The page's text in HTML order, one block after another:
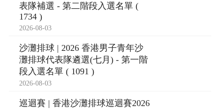
表隊補選 - 第二階段入選名單 (
1734 )
2026-08-03
沙灘排球 | 2026 香港男子青年沙
灘排球代表隊遴選(七月) - 第一階
段入選名單 ( 1091 )
2026-08-03
巡迴賽 | 香港沙灘排球巡迴賽2026